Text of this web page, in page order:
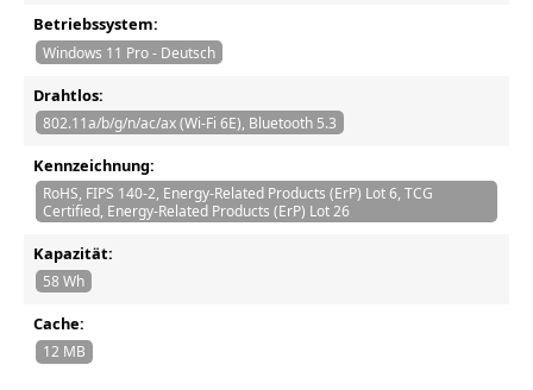
Betriebssystem:
Windows 11 Pro - Deutsch
Drahtlos:
802.11a/b/g/n/ac/ax (Wi-Fi 6E), Bluetooth 5.3
Kennzeichnung:
RoHS, FIPS 140-2, Energy-Related Products (ErP) Lot 6, TCG
Certified, Energy-Related Products (ErP) Lot 26
Kapazität:
58 Wh
Cache:
12 MB